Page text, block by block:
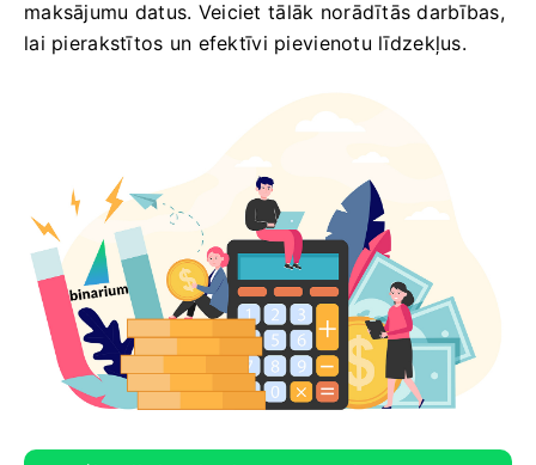
maksājumu datus. Veiciet tālāk norādītās darbības,
lai pierakstītos un efektīvi pievienotu līdzekļus.